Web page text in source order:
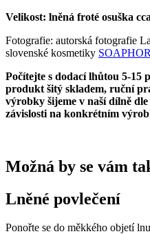
Velikost: lněná froté osuška cca
Fotografie: autorská fotografie
slovenské kosmetiky
Počítejte s dodací lhůtou 5-15
produkt šitý skladem, ruční
výrobky šijeme v naší dílně
závislosti na konkrétním
Možná by se vám
Lněné povlečení
Ponořte se do měkkého objetí lnu